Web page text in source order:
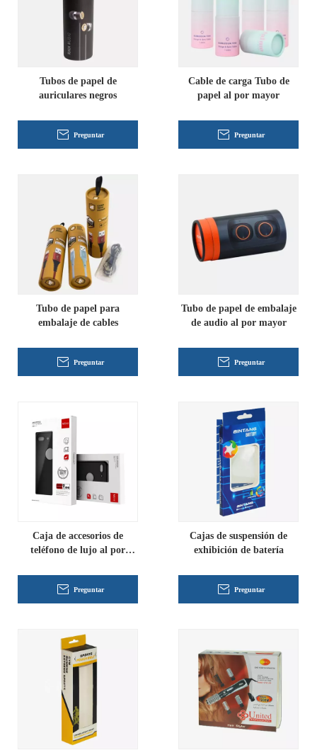
Tubos de papel de
auriculares negros
Preguntar
Cable de carga Tubo de
papel al por mayor
Preguntar
Tubo de papel para
embalaje de cables
Preguntar
Tubo de papel de embalaje
de audio al por mayor
Preguntar
Caja de accesorios de
teléfono de lujo al por
Preguntar
Cajas de suspensión de
exhibición de batería
Preguntar